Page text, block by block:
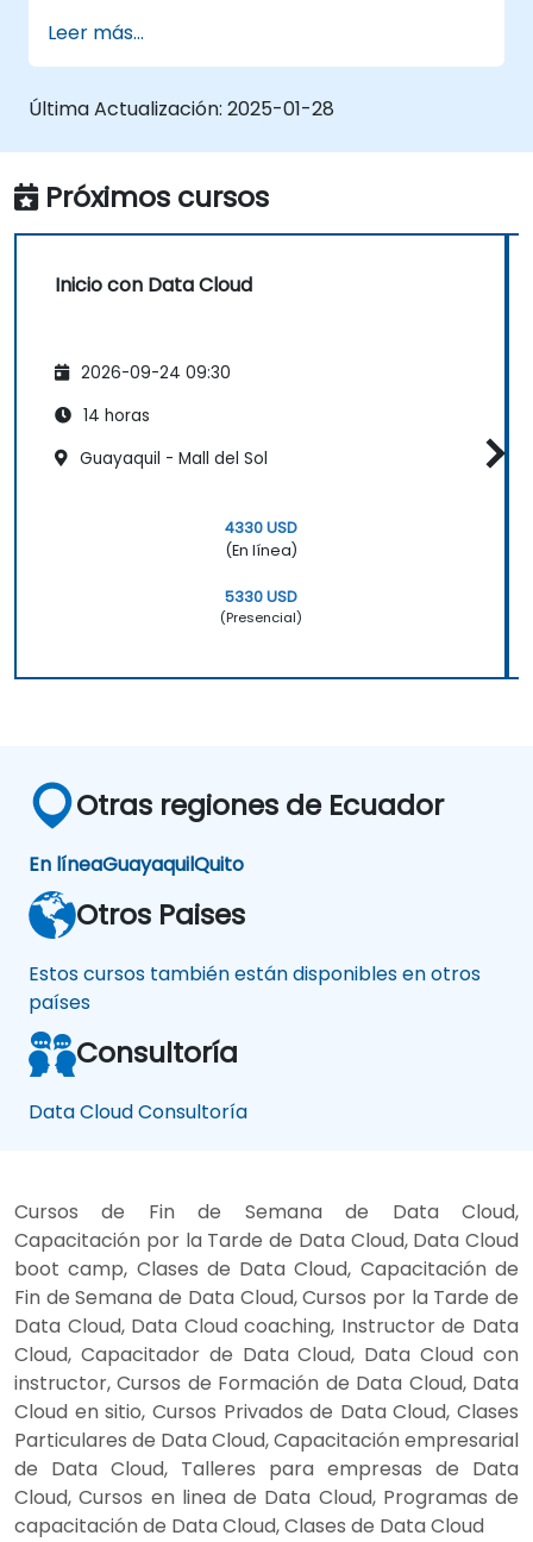
entorno cloud unificado.
Analizar datos utilizando herramientas
integradas y generar insights
Implementar mejores prácticas para la
seguridad de datos y el cumplimiento
normativo en la nube.
Leer más...
Última Actualización: 2025-01-28
Próximos cursos
Inicio con Data Cloud
2026-09-24 09:30
14 horas
Guayaquil - Mall del Sol
4330 USD
(En línea)
5330 USD
(Presencial)
Otras regiones de Ecuador
En líneaGuayaquilQuito
Otros Paises
Estos cursos también están disponibles en otros
países
Consultoría
Data Cloud Consultoría
Cursos de Fin de Semana de Data Cloud,
Capacitación por la Tarde de Data Cloud, Data Cloud
boot camp, Clases de Data Cloud, Capacitación de
Fin de Semana de Data Cloud, Cursos por la Tarde de
Data Cloud, Data Cloud coaching, Instructor de Data
Cloud, Capacitador de Data Cloud, Data Cloud con
instructor, Cursos de Formación de Data Cloud, Data
Cloud en sitio, Cursos Privados de Data Cloud, Clases
Particulares de Data Cloud, Capacitación empresarial
de Data Cloud, Talleres para empresas de Data
Cloud, Cursos en linea de Data Cloud, Programas de
capacitación de Data Cloud, Clases de Data Cloud